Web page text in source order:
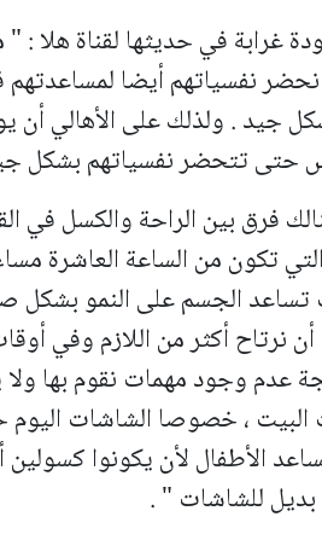
غرابة في حديثها لقناة هلا :
نفسياتهم أيضا لمساعدتهم
جيد . ولذلك على الأهالي أن
حتى تتحضر نفسياتهم بشكل
فرق بين الراحة والكسل في
تكون من الساعة العاشرة
تساعد الجسم على النمو
نرتاح أكثر من اللازم وفي
عدم وجود مهمات نقوم بها
، خصوصا الشاشات اليوم
الأطفال لأن يكونوا كسولين
بديل للشاشات " .